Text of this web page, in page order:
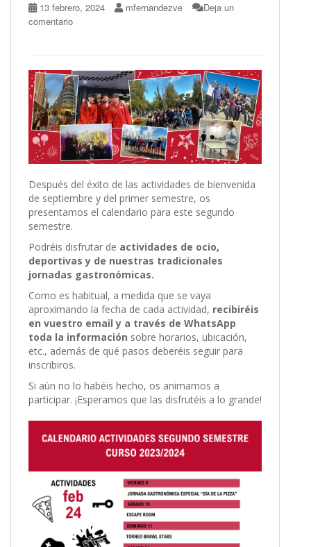
13 febrero, 2024 mfernandezve
Deja un
comentario
Después del éxito de las actividades de bienvenida
de septiembre y del primer semestre, os
presentamos el calendario para este segundo
semestre.
Podréis disfrutar de actividades de ocio,
deportivas y de nuestras tradicionales
jornadas gastronómicas.
Como es habitual, a medida que se vaya
aproximando la fecha de cada actividad, recibiréis
en vuestro email y a través de WhatsApp
toda la información sobre horarios, ubicación,
etc., además de qué pasos deberéis seguir para
inscribiros.
Si aún no lo habéis hecho, os animamos a
participar. ¡Esperamos que las disfrutéis a lo grande!